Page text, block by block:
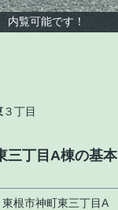
内覧可能です！
３丁目
三丁目A棟の基本
根市神町東三丁目A